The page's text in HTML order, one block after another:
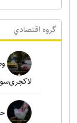
گروه اقتصادي
لاکچری‌سواران